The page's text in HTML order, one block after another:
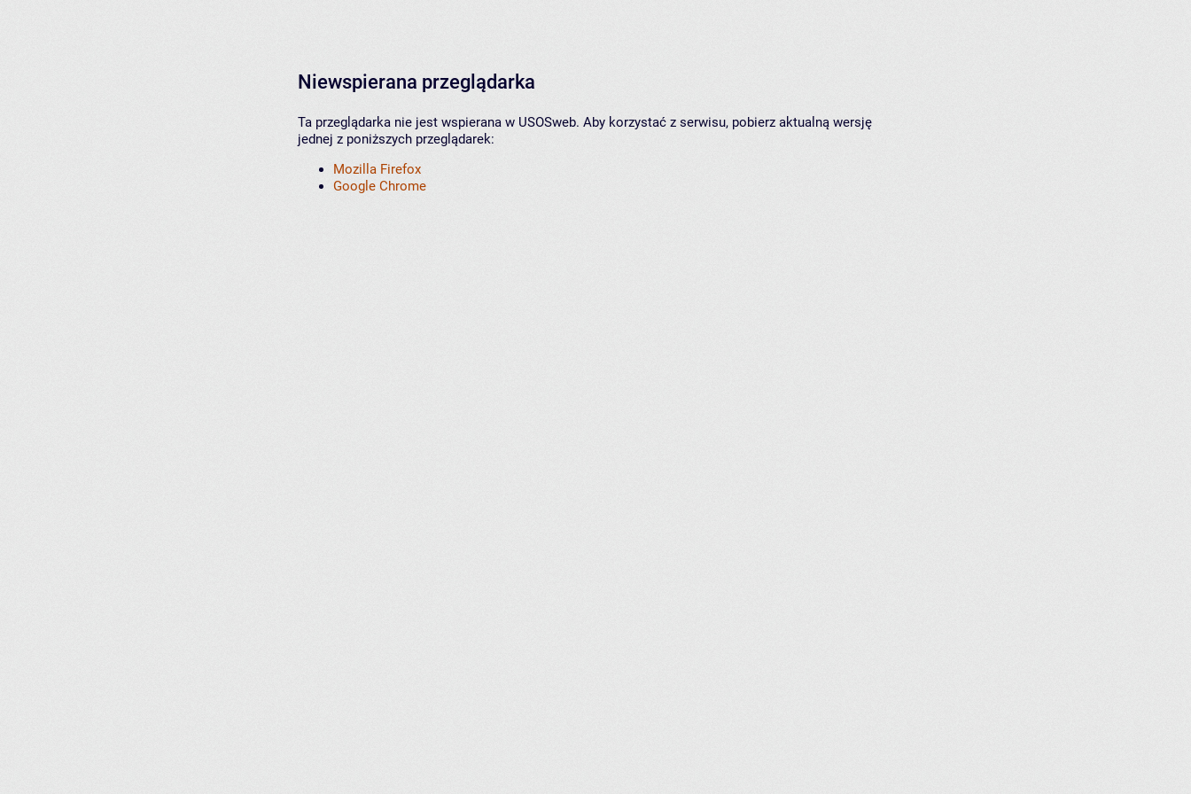
Niewspierana przeglądarka
Ta przeglądarka nie jest wspierana w USOSweb. Aby korzystać z serwisu, pobierz aktualną wersję
jednej z poniższych przeglądarek:
Mozilla Firefox
Google Chrome